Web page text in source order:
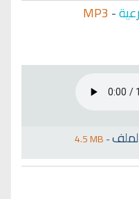
-
MP3
4.5 MB-